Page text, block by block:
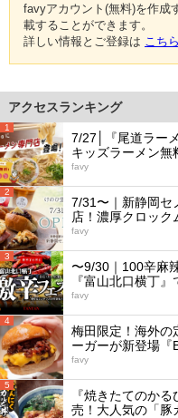
favyアカウント(無料)を作成
載することができます。
詳しい情報とご登録は こちら
アクセスランキング
1
7/27│『尾道ラー
キッズラーメン無
favy
2
7/31〜｜新静岡セ
店！濃厚クロック
favy
3
〜9/30｜100辛麻
『富山北口横丁
favy
4
梅田限定！海外の
ーガーが新登場『
favy
5
『焼きたてのか
売！大人気の「豚